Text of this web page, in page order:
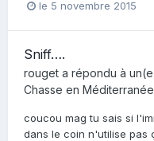
le 5 novembre 2015
Sniff….
rouget a répondu à
Chasse en Méditerranée
coucou mag tu sais si
dans le coin n'utilise pas